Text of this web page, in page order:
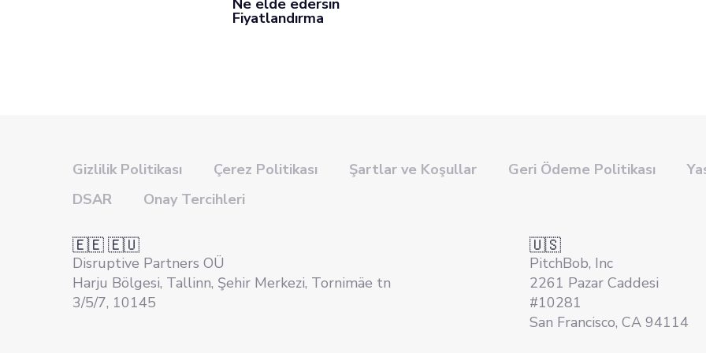
Ne elde edersin
Fiyatlandırma
Gizlilik Politikası Çerez Politikası Şartlar ve Koşullar Geri Ödeme Politikası
DSAR
Onay Tercihleri
🇪🇪 🇪🇺
Disruptive Partners OÜ
Harju Bölgesi, Tallinn, Şehir Merkezi, Tornimäe tn
3/5/7, 10145
🇺🇸
PitchBob, Inc
2261 Pazar Caddesi
#10281
San Francisco, CA 94114